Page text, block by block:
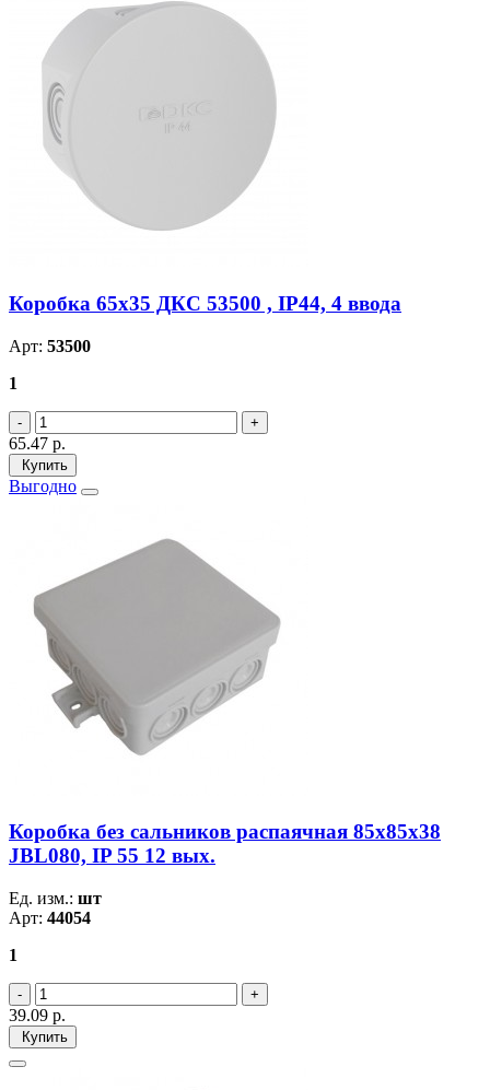
Коробка 65х35 ДКС 53500 , IP44, 4 ввода
Арт: 53500
1
65.47 р.
Купить
Выгодно
Коробка без сальников распаячная 85х85х38
JBL080, IP 55 12 вых.
Ед. изм.: шт
Арт: 44054
1
39.09 р.
Купить